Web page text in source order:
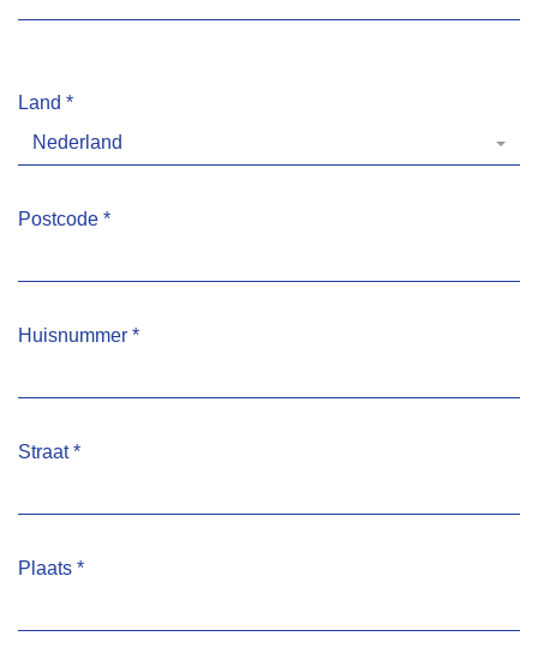
Land *
Nederland
Postcode *
Huisnummer *
Straat*
Plaats *